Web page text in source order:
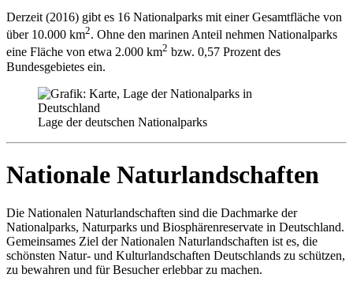
Derzeit (2016) gibt es 16 Nationalparks mit einer Gesamtfläche von
über 10.000 km2. Ohne den marinen Anteil nehmen Nationalparks
eine Fläche von etwa 2.000 km2 bzw. 0,57 Prozent des
Bundesgebietes ein.
Lage der deutschen Nationalparks
Nationale Naturlandschaften
Die Nationalen Naturlandschaften sind die Dachmarke der
Nationalparks, Naturparks und Biosphärenreservate in Deutschland.
Gemeinsames Ziel der Nationalen Naturlandschaften ist es, die
schönsten Natur- und Kulturlandschaften Deutschlands zu schützen,
zu bewahren und für Besucher erlebbar zu machen.